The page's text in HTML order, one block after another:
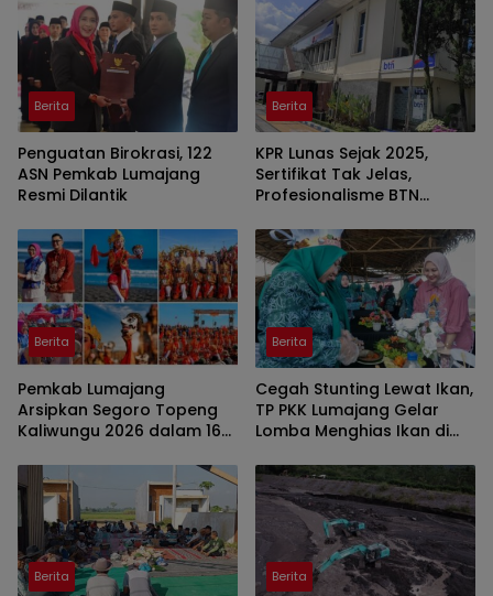
Berita
Penguatan Birokrasi, 122
ASN Pemkab Lumajang
Resmi Dilantik
Berita
KPR Lunas Sejak 2025,
Sertifikat Tak Jelas,
Profesionalisme BTN
Berita
Pemkab Lumajang
Arsipkan Segoro Topeng
Kaliwungu 2026 dalam 160
Berita
Cegah Stunting Lewat Ikan,
TP PKK Lumajang Gelar
Lomba Menghias Ikan di
Berita Berita